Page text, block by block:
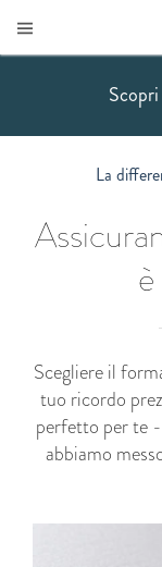
La
Scegliere il
tuo ricordo
perfetto per te
abbiamo